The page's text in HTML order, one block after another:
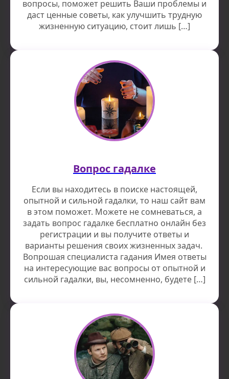
вопросы, поможет решить Ваши проблемы и
даст ценные советы, как улучшить трудную
жизненную ситуацию, стоит лишь […]
Вопрос гадалке
Если вы находитесь в поиске настоящей,
опытной и сильной гадалки, то наш сайт вам
в этом поможет. Можете не сомневаться, а
задать вопрос гадалке бесплатно онлайн без
регистрации и вы получите ответы и
варианты решения своих жизненных задач.
Вопрошая специалиста гадания Имея ответы
на интересующие вас вопросы от опытной и
сильной гадалки, вы, несомненно, будете […]